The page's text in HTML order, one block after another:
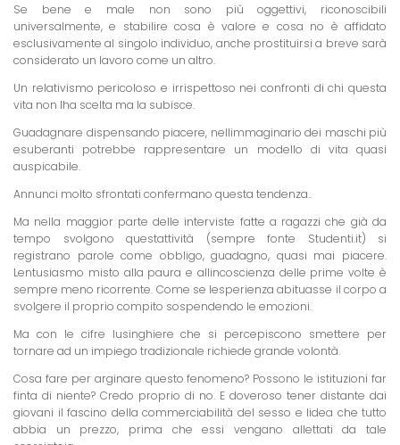
Se bene e male non sono più oggettivi, riconoscibili
universalmente, e stabilire cosa è valore e cosa no è affidato
esclusivamente al singolo individuo, anche prostituirsi a breve sarà
considerato un lavoro come un altro.
Un relativismo pericoloso e irrispettoso nei confronti di chi questa
vita non lha scelta ma la subisce.
Guadagnare dispensando piacere, nellimmaginario dei maschi più
esuberanti potrebbe rappresentare un modello di vita quasi
auspicabile.
Annunci molto sfrontati confermano questa tendenza..
Ma nella maggior parte delle interviste fatte a ragazzi che già da
tempo svolgono questattività (sempre fonte Studenti.it) si
registrano parole come obbligo, guadagno, quasi mai piacere.
Lentusiasmo misto alla paura e allincoscienza delle prime volte è
sempre meno ricorrente. Come se lesperienza abituasse il corpo a
svolgere il proprio compito sospendendo le emozioni.
Ma con le cifre lusinghiere che si percepiscono smettere per
tornare ad un impiego tradizionale richiede grande volontà.
Cosa fare per arginare questo fenomeno? Possono le istituzioni far
finta di niente? Credo proprio di no. E doveroso tener distante dai
giovani il fascino della commerciabilità del sesso e lidea che tutto
abbia un prezzo, prima che essi vengano allettati da tale